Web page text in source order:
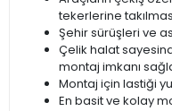
tekerlerine
Şehir sürüşleri ve
Çelik halat
montaj imkanı
Montaj için lastiği
En basit ve kolay